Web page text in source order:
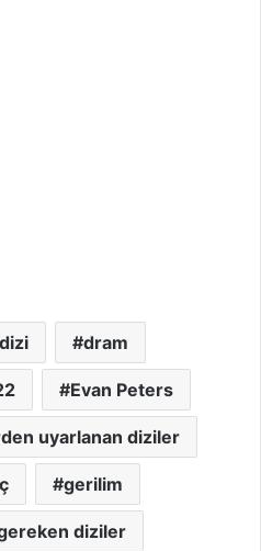
dram
Evan Peters
uyarlanan diziler
gerilim
diziler